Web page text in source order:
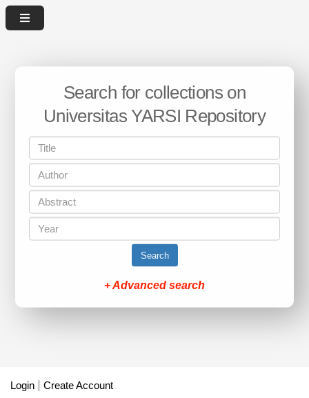
Search for collections on
Universitas YARSI Repository
Search
+ Advanced search
Login Create Account